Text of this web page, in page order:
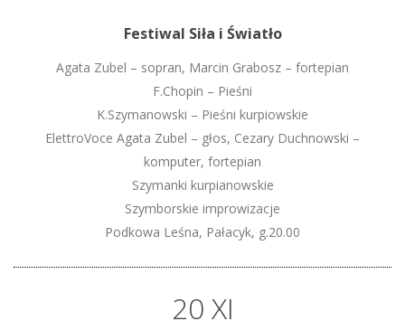
Festiwal Siła i Światło
Agata Zubel – sopran, Marcin Grabosz – fortepian
F.Chopin – Pieśni
K.Szymanowski – Pieśni kurpiowskie
ElettroVoce Agata Zubel – głos, Cezary Duchnowski –
komputer, fortepian
Szymanki kurpianowskie
Szymborskie improwizacje
Podkowa Leśna, Pałacyk, g.20.00
20 XI